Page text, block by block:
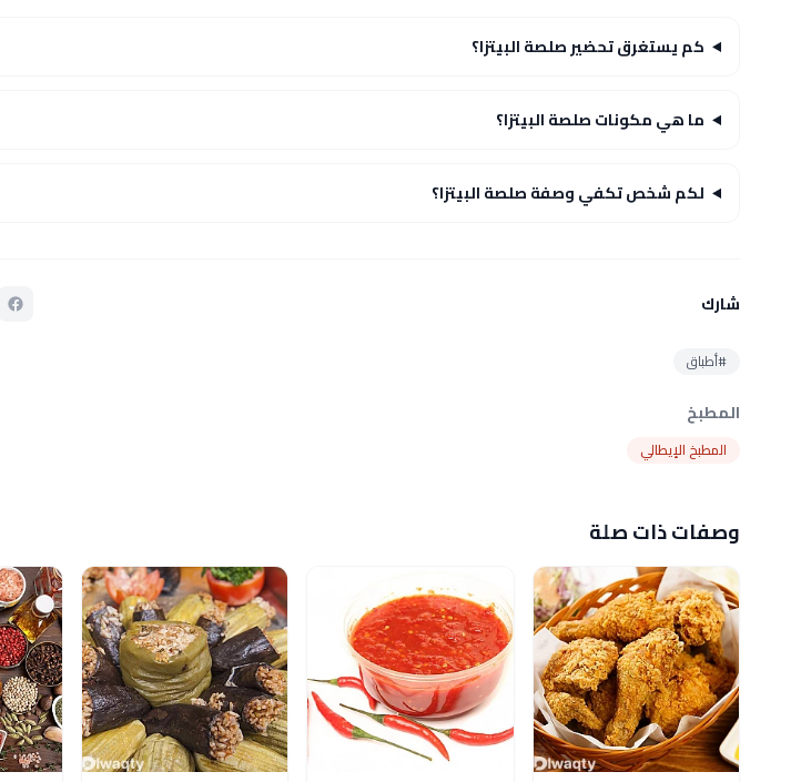
كم يستغرق تحضير صلصة البيتزا؟
ما هي مكونات صلصة البيتزا؟
لكم شخص تكفي وصفة صلصة البيتزا؟
شارك
#أطباق
المطبخ
المطبخ الإيطالي
وصفات ذات صلة